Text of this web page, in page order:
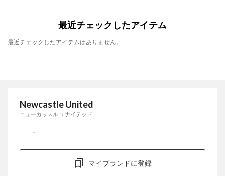
最近チェックしたアイテム
最近チェックしたアイテムはありません。
Newcastle United
ニューカッスル ユナイテッド
マイブランドに登録